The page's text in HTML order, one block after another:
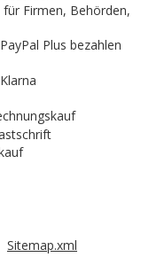
Sitemap.xml